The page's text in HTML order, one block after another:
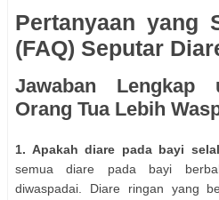
Pertanyaan yang
(FAQ) Seputar
Jawaban Lengkap
Orang Tua Lebih
1. Apakah diare pada bayi
semua diare pada bayi
diwaspadai. Diare ringan yang